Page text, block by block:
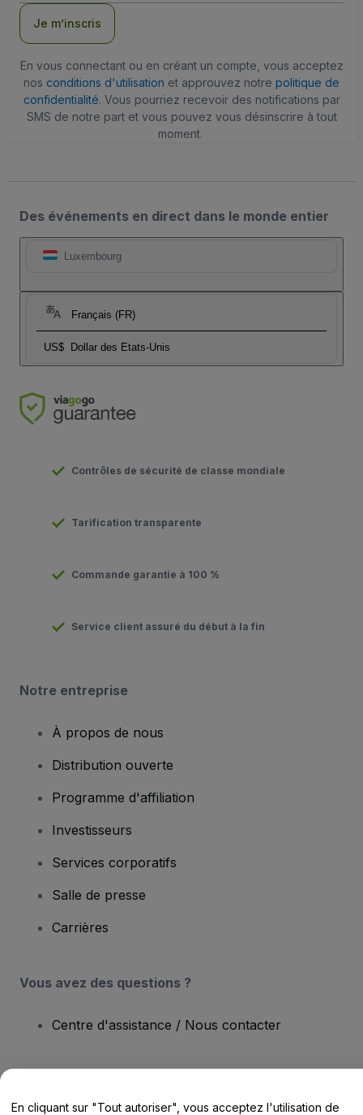
Je m’inscris
En vous connectant ou en créant un compte, vous acceptez
nos conditions d'utilisation et approuvez notre politique de
confidentialité. Vous pourriez recevoir des notifications par
SMS de notre part et vous pouvez vous désinscrire à tout
moment.
Des événements en direct dans le monde entier
Luxembourg
Français (FR)
US$ Dollar des Etats-Unis
Contrôles de sécurité de classe mondiale
Tarification transparente
Commande garantie à 100 %
Service client assuré du début à la fin
Notre entreprise
À propos de nous
Distribution ouverte
Programme d'affiliation
Investisseurs
Services corporatifs
Salle de presse
Carrières
Vous avez des questions ?
Centre d'assistance / Nous contacter
En cliquant sur "Tout autoriser", vous acceptez l'utilisation de